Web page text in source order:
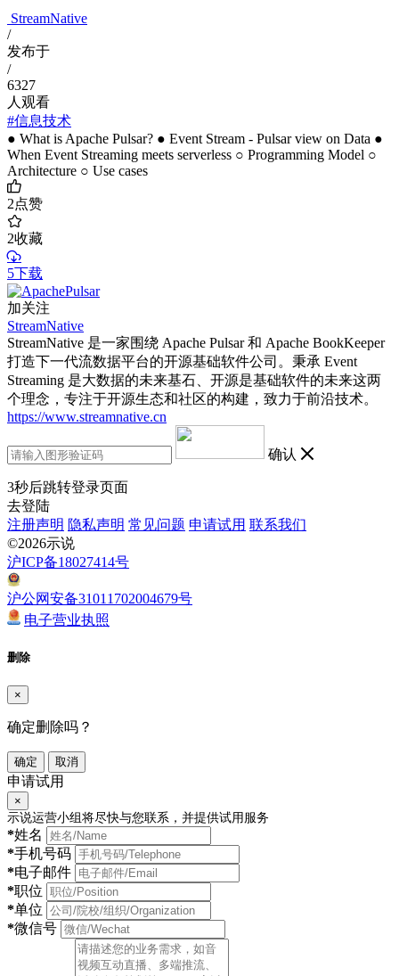
StreamNative
/
发布于
/
6327
人观看
#信息技术
● What is Apache Pulsar? ● Event Stream - Pulsar view on Data ●
When Event Streaming meets serverless ○ Programming Model ○
Architecture ○ Use cases
2点赞
2收藏
5下载
加关注
StreamNative
StreamNative 是一家围绕 Apache Pulsar 和 Apache BookKeeper
打造下一代流数据平台的开源基础软件公司。秉承 Event
Streaming 是大数据的未来基石、开源是基础软件的未来这两
个理念，专注于开源生态和社区的构建，致力于前沿技术。
https://www.streamnative.cn
确认
3秒后跳转登录页面
去登陆
注册声明 隐私声明 常见问题 申请试用 联系我们
©2026示说
沪ICP备18027414号
沪公网安备31011702004679号
电子营业执照
删除
×
确定删除吗？
确定 取消
申请试用
×
示说运营小组将尽快与您联系，并提供试用服务
*姓名
*手机号码
*电子邮件
*职位
*单位
*微信号